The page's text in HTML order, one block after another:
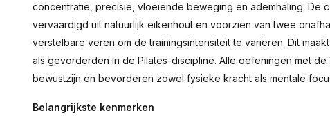
concentratie, precisie, vloeiende beweging en ademhaling. De
vervaardigd uit natuurlijk eikenhout en voorzien van twee
verstelbare veren om de trainingsintensiteit te variëren. Dit
als gevorderden in de Pilates-discipline. Alle oefeningen met
bewustzijn en bevorderen zowel fysieke kracht als mentale
Belangrijkste kenmerken